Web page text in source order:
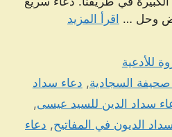
وحل … اقرأ المزيد
للأدعية
السجادية, دعاء سداد
سداد الدين للسيد عيسى,
الديون في المفاتيح, دعاء